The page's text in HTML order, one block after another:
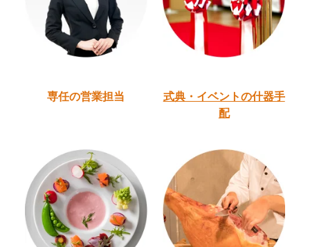
専任の営業担当 式典・イベントの什器手
配